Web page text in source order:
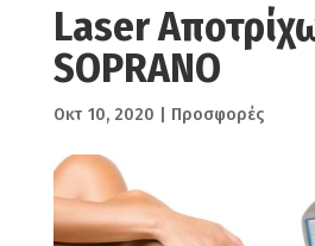
Laser
SOPRANO
Οκτ 10, 2020 Προσφορές